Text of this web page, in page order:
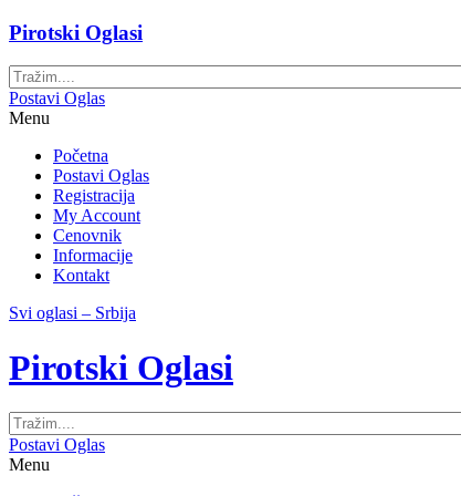
Pirotski Oglasi
Postavi Oglas
Menu
Početna
Postavi Oglas
Registracija
My Account
Cenovnik
Informacije
Kontakt
Svi oglasi – Srbija
Pirotski Oglasi
Postavi Oglas
Menu